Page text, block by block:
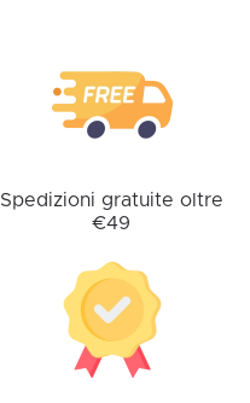
possono
essere
pagina
Spedizioni gratuite oltre
€49